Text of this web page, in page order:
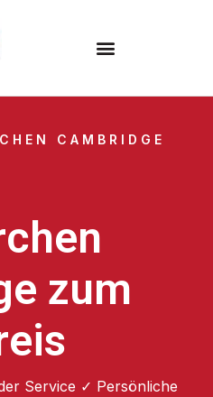
CAMBRIDGE
zum
Service ✓ Persönliche